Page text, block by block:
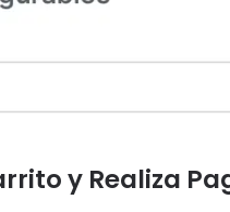
y Realiza